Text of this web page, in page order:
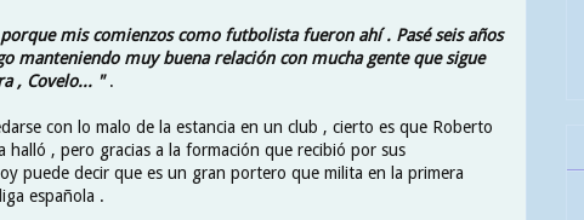
mis comienzos como futbolista fueron ahí . Pasé seis años
manteniendo muy buena relación con mucha gente que sigue
, Covelo... ".
con lo malo de la estancia en un club , cierto es que Roberto
, pero gracias a la formación que recibió por sus
puede decir que es un gran portero que milita en la primera
española .